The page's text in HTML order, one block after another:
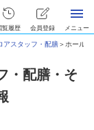
覧履歴 会員登録 メニュー
アスタッフ・配膳＞ ホール
・配膳・そ